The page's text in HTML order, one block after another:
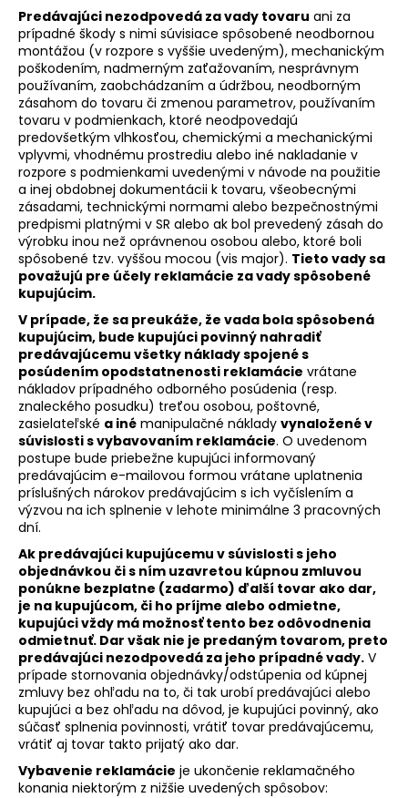
Predávajúci nezodpovedá za vady tovaru ani za
prípadné škody s nimi súvisiace spôsobené neodbornou
montážou (v rozpore s vyššie uvedeným), mechanickým
poškodením, nadmerným zaťažovaním, nesprávnym
používaním, zaobchádzaním a údržbou, neodborným
zásahom do tovaru či zmenou parametrov, používaním
tovaru v podmienkach, ktoré neodpovedajú
predovšetkým vlhkosťou, chemickými a mechanickými
vplyvmi, vhodnému prostrediu alebo iné nakladanie v
rozpore s podmienkami uvedenými v návode na použitie
a inej obdobnej dokumentácii k tovaru, všeobecnými
zásadami, technickými normami alebo bezpečnostnými
predpismi platnými v SR alebo ak bol prevedený zásah do
výrobku inou než oprávnenou osobou alebo, ktoré boli
spôsobené tzv. vyššou mocou (vis major). Tieto vady sa
považujú pre účely reklamácie za vady spôsobené
kupujúcim.
V prípade, že sa preukáže, že vada bola spôsobená
kupujúcim, bude kupujúci povinný nahradiť
predávajúcemu všetky náklady spojené s
posúdením opodstatnenosti reklamácie vrátane
nákladov prípadného odborného posúdenia (resp.
znaleckého posudku) treťou osobou, poštovné,
zasielateľské a iné manipulačné náklady vynaložené v
súvislosti s vybavovaním reklamácie. O uvedenom
postupe bude priebežne kupujúci informovaný
predávajúcim e-mailovou formou vrátane uplatnenia
príslušných nárokov predávajúcim s ich vyčíslením a
výzvou na ich splnenie v lehote minimálne 3 pracovných
dní.
Ak predávajúci kupujúcemu v súvislosti s jeho
objednávkou či s ním uzavretou kúpnou zmluvou
ponúkne bezplatne (zadarmo) ďalší tovar ako dar,
je na kupujúcom, či ho príjme alebo odmietne,
kupujúci vždy má možnosť tento bez odôvodnenia
odmietnuť. Dar však nie je predaným tovarom, preto
predávajúci nezodpovedá za jeho prípadné vady. V
prípade stornovania objednávky/odstúpenia od kúpnej
zmluvy bez ohľadu na to, či tak urobí predávajúci alebo
kupujúci a bez ohľadu na dôvod, je kupujúci povinný, ako
súčasť splnenia povinnosti, vrátiť tovar predávajúcemu,
vrátiť aj tovar takto prijatý ako dar.
Vybavenie reklamácie je ukončenie reklamačného
konania niektorým z nižšie uvedených spôsobov: